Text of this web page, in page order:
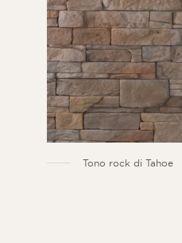
Tono rock di Tahoe